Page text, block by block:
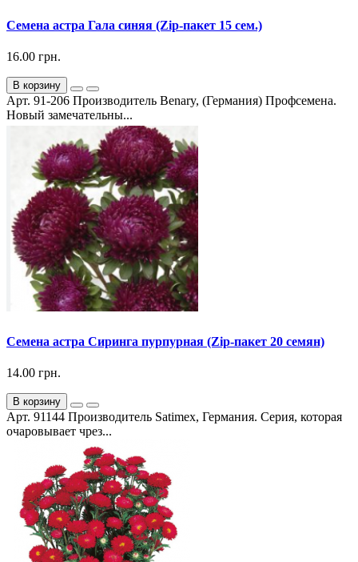
Семена астра Гала синяя (Zip-пакет 15 сем.)
16.00 грн.
В корзину
Арт. 91-206 Производитель Benary, (Германия) Профсемена.
Новый замечательны...
Семена астра Сиринга пурпурная (Zip-пакет 20 семян)
14.00 грн.
В корзину
Арт. 91144 Производитель Satimex, Германия. Серия, которая
очаровывает чрез...